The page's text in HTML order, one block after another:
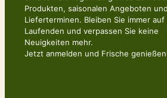
Produkten, saisonalen Angeboten
Lieferterminen. Bleiben Sie immer auf
Laufenden und verpassen Sie keine
Neuigkeiten mehr.
Jetzt anmelden und Frische